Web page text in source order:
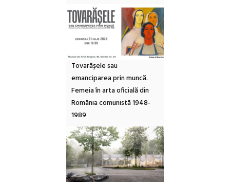
Tovarășele sau
emanciparea prin muncă.
Femeia în arta oficială din
România comunistă 1948-
1989